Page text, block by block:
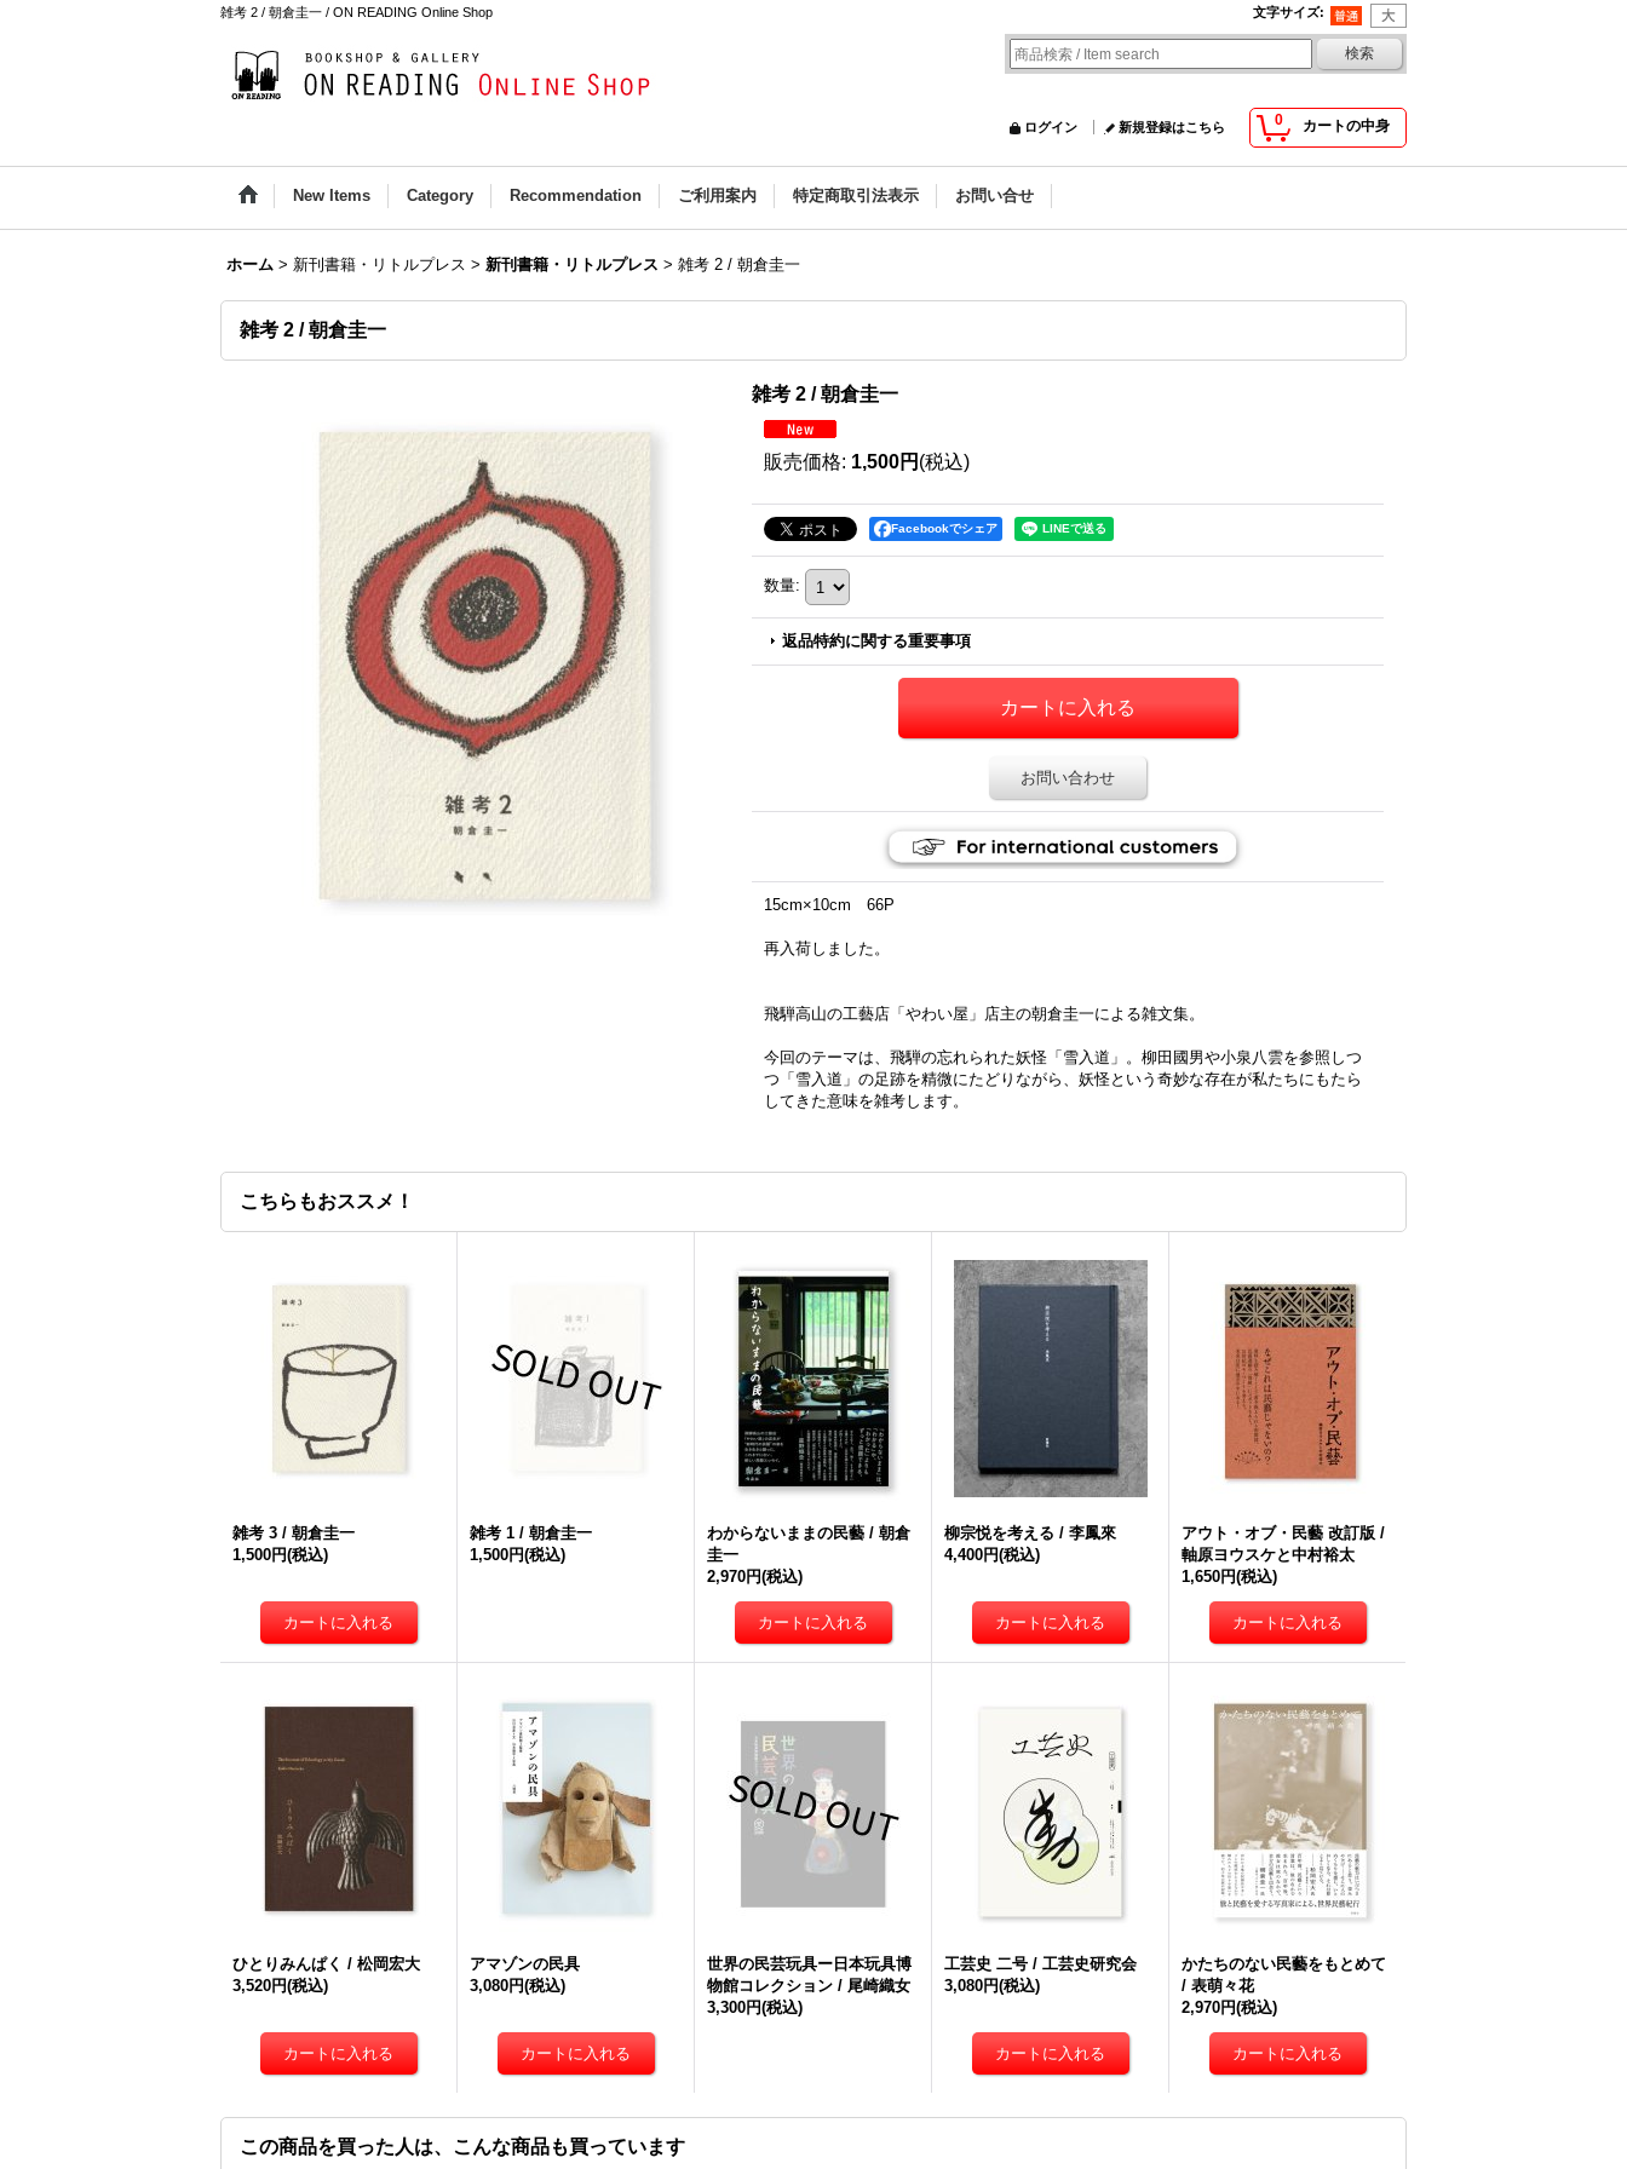
雑考 2 / 朝倉圭一 / ON READING Online Shop 文字サイズ:
0 カートの中身
ログイン 新規登録はこちら
New Items Category Recommendation ご利用案内 特定商取引法表示 お問い合せ
ホーム > 新刊書籍・リトルプレス > 新刊書籍・リトルプレス > 雑考 2 / 朝倉圭一
雑考 2 / 朝倉圭一
雑考 2 / 朝倉圭一
販売価格: 1,500円 (税込)
Facebookでシェア
数量:
返品特約に関する重要事項
お問い合わせ
15cm×10cm 66P
再入荷しました。
飛騨高山の工藝店「やわい屋」店主の朝倉圭一による雑文集。
今回のテーマは、飛騨の忘れられた妖怪「雪入道」。柳田國男や小泉八雲を参照しつ
つ「雪入道」の足跡を精微にたどりながら、妖怪という奇妙な存在が私たちにもたら
してきた意味を雑考します。
こちらもおススメ！
雑考 3 / 朝倉圭一
1,500円(税込)
雑考 1 / 朝倉圭一
1,500円(税込)
わからないままの民藝 / 朝倉
圭一
2,970円(税込)
柳宗悦を考える / 李鳳來
4,400円(税込)
アウト・オブ・民藝 改訂版 /
軸原ヨウスケと中村裕太
1,650円(税込)
ひとりみんぱく / 松岡宏大
3,520円(税込)
アマゾンの民具
3,080円(税込)
世界の民芸玩具ー日本玩具博
物館コレクション / 尾崎織女
3,300円(税込)
工芸史 二号 / 工芸史研究会
3,080円(税込)
かたちのない民藝をもとめて
/ 表萌々花
2,970円(税込)
この商品を買った人は、こんな商品も買っています